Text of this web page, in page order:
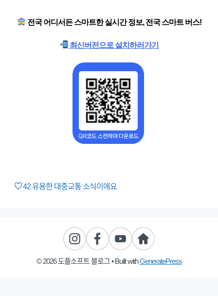
전국 어디서든 스마트한 실시간 정보, 전국스마트 버스!
최신버전으로 설치하러가기
42유용한 대중교통 소식이에요
© 2026 도플소프트 블로그• Built withGeneratePress